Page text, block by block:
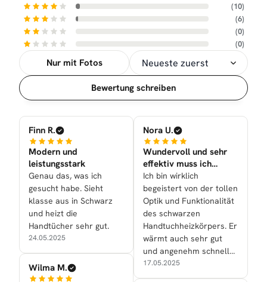
(10)
(6)
(0)
(0)
Nur mit Fotos
Sortierung
Bewertung schreiben
Finn R.
Modern und
leistungsstark
Genau das, was ich
gesucht habe. Sieht
klasse aus in Schwarz
und heizt die
Handtücher sehr gut.
24.05.2025
Wilma M.
Nora U.
Wundervoll und sehr
effektiv muss ich
sagen!
Ich bin wirklich
begeistert von der tollen
Optik und Funktionalität
des schwarzen
Handtuchheizkörpers. Er
wärmt auch sehr gut
und angenehm schnell
die Handtücher.
17.05.2025